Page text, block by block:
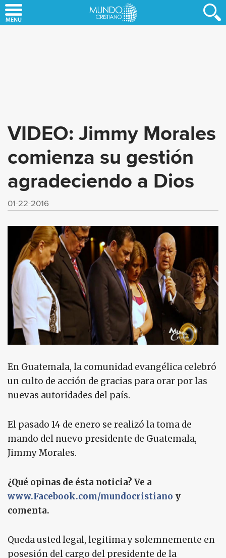
to
VIDEO: Jimmy Morales
comienza su gestión
agradeciendo a Dios
01-22-2016
En Guatemala, la comunidad evangélica celebró
un culto de acción de gracias para orar por las
nuevas autoridades del país.
El pasado 14 de enero se realizó la toma de
mando del nuevo presidente de Guatemala,
Jimmy Morales.
¿Qué opinas de ésta noticia? Ve a
www.Facebook.com/mundocristiano y
comenta.
Queda usted legal, legitima y solemnemente en
posesión del cargo del presidente de la